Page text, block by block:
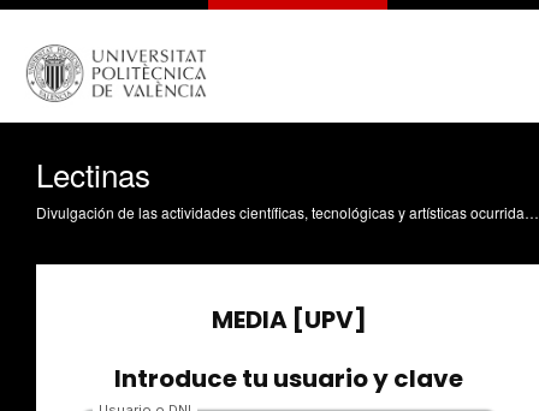
Lectinas
Divulgación de las actividades científicas, tecnológicas y artísticas ocurridas en los tres campus de la UPV